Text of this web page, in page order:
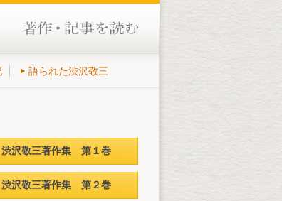
語られた渋沢敬三
渋沢敬三著作集 第１巻
渋沢敬三著作集 第２巻